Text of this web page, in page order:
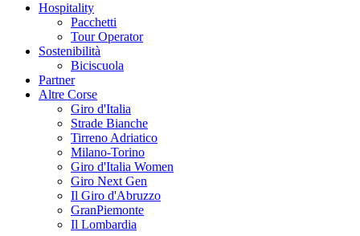
Hospitality
Pacchetti
Tour Operator
Sostenibilità
Biciscuola
Partner
Altre Corse
Giro d'Italia
Strade Bianche
Tirreno Adriatico
Milano-Torino
Giro d'Italia Women
Giro Next Gen
Il Giro d'Abruzzo
GranPiemonte
Il Lombardia